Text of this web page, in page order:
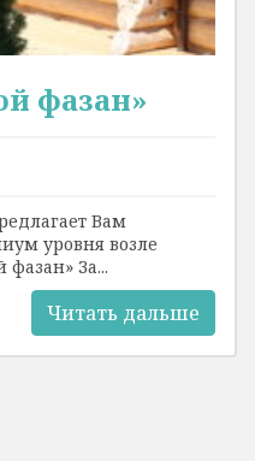
фазан»
Вам
уровня возле
фазан» За...
Читать дальше